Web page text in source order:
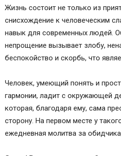
Жизнь состоит не только из
снисхождение к человеческим
навык для современных людей.
непрощение вызывает злобу,
беспокойство и скорбь, что
Человек, умеющий понять и
гармонии, ладит с окружающей
которая, благодаря ему, сама
сторону. На первом месте у
ежедневная молитва за